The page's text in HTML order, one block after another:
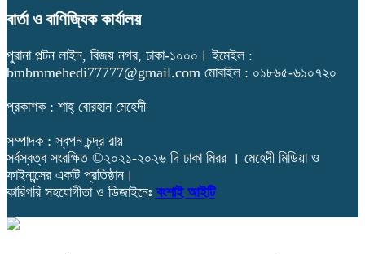
বার্তা ও বাণিজ্যিক কার্যালয়
পুরানা পল্টন লাইন, বিজয় নগর, ঢাকা-১০০০। ইমেইল :
bmbmmehedi77777@gmail.com মোবাইল : ০১৮৬৫-৬১০৭২০
প্রকাশক : শাহ্ বোরহান মেহেদী
সম্পাদক : স্বপন চন্দ্র রায়
সর্বস্বত্ব সংরক্ষিত ©২০২১-২০২৬ দি ঢাকা মিরর । মেহেদী মিডিয়া ও
ফাইনান্সের একটি প্রতিষ্ঠান।
কারিগরি সহযোগীতা ও ডিজাইনেঃ বংশাই আইটি